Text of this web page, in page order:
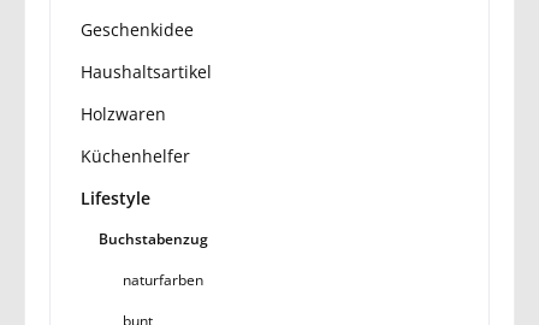
Geschenkidee
Haushaltsartikel
Holzwaren
Küchenhelfer
Lifestyle
Buchstabenzug
naturfarben
bunt